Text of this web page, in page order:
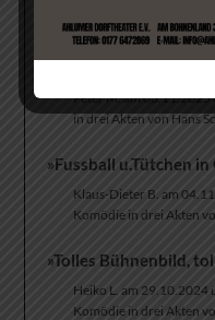
Herzerfrischend. Zu
Peter M. am
in drei Akten von Hans
»Fussball u.Tütchen in
Klaus-Dieter B. am
Komödie in drei Akten
»Tolles Bühnenbild,
Heiko L. am 29.10.2024
Komödie in drei Akten